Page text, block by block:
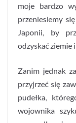
moje bardzo
przeniesiemy
Japonii, by
odzyskać ziemie
Zanim jednak
przyjrzeć się
pudełka,
wojownika